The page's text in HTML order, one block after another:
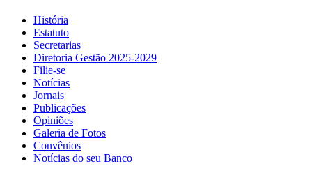
História
Estatuto
Secretarias
Diretoria Gestão 2025-2029
Filie-se
Notícias
Jornais
Publicações
Opiniões
Galeria de Fotos
Convênios
Notícias do seu Banco